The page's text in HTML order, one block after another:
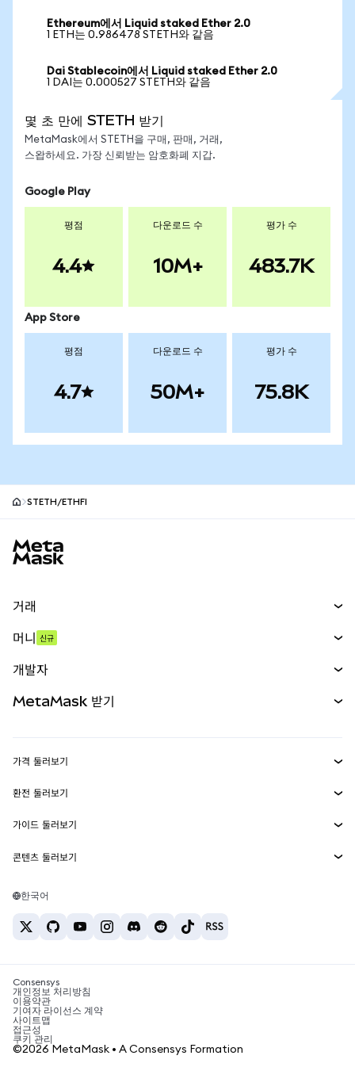
Ethereum에서 Liquid staked Ether 2.0
1 ETH는 0.986478 STETH와 같음
Dai Stablecoin에서 Liquid staked Ether 2.0
1 DAI는 0.000527 STETH와 같음
몇 초 만에 STETH 받기
MetaMask에서 STETH을 구매, 판매, 거래,
스왑하세요. 가장 신뢰받는 암호화폐 지갑.
Google Play
평점
4.4
다운로드 수
10M+
평가 수
483.7K
App Store
평점
4.7
다운로드 수
50M+
평가 수
75.8K
STETH/ETHFI
거래
무기한 선물
실물자산
머니 신규
개발자
MetaMask Connect
Snaps
웹3 서비스
MetaMask 받기
보안
고객 지원
채용
가격 둘러보기
이더리움 가격
솔라나 가격
테더 가격
환전 둘러보기
ETH를 USD로 환전
USDT를 INR로 환전
BTC를 INR로 환전
ETH를 USDT로 환전
가이드 둘러보기
ETH 매수
USDT 매수
SHIB 매수
BNB 매수
콘텐츠 둘러보기
솔라나 지갑
암호화폐 세금 뉴스
암호화폐 매수 방법
비트코인 매도 방법
한국어
Consensys
개인정보 처리방침
이용약관
기여자 라이선스 계약
사이트맵
접근성
쿠키 관리
©2026 MetaMask • A Consensys Formation